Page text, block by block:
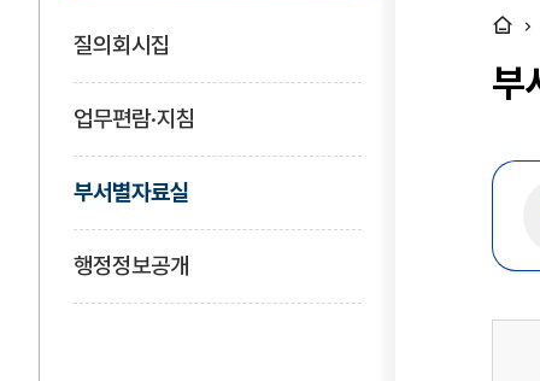
질의회시집
업무편람·지침
부서별자료실
행정정보공개
부